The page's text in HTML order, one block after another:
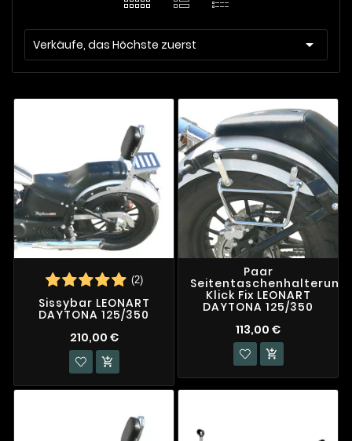
Verkäufe, das Höchste zuerst 
(2)
Sissybar LEONART
DAYTONA 125/350
210,00 €

Paar
Klick Fix LEONART
DAYTONA 125/350
113,00 €
